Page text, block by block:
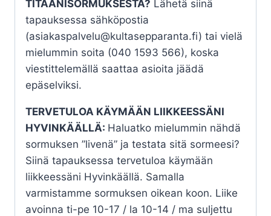
TITAANISORMUKSESTA? Lähetä siinä
tapauksessa sähköpostia
(asiakaspalvelu@kultasepparanta.fi) tai vielä
mielummin soita (040 1593 566), koska
viestittelemällä saattaa asioita jäädä
epäselviksi.
TERVETULOA KÄYMÄÄN LIIKKEESSÄNI
HYVINKÄÄLLÄ: Haluatko mielummin nähdä
sormuksen ”livenä” ja testata sitä sormeesi?
Siinä tapauksessa tervetuloa käymään
liikkeessäni Hyvinkäällä. Samalla
varmistamme sormuksen oikean koon. Liike
avoinna ti-pe 10-17 / la 10-14 / ma suljettu